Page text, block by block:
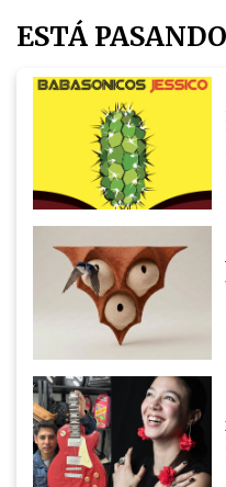
ESTÁ